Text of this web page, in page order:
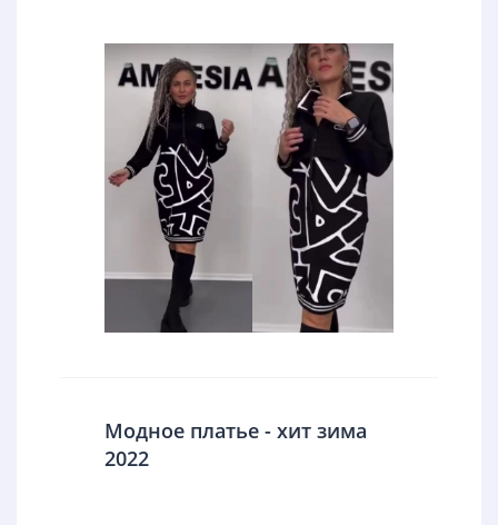
Модное платье - хит зима
2022